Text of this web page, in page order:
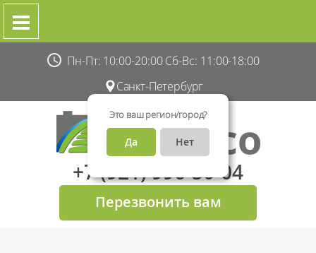
Пн-Пт: 10:00-20:00 Сб-Вс: 11:00-18:00
Санкт-Петербург
Это ваш регион/город?
Да Нет
+7 (921) 996-50-04
Перезвонить вам